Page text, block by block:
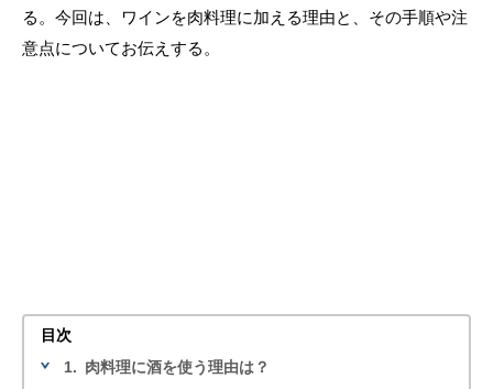
る。今回は、ワインを肉料理に加える理由と、その手順や注
意点についてお伝えする。
目次
1. 肉料理に酒を使う理由は？